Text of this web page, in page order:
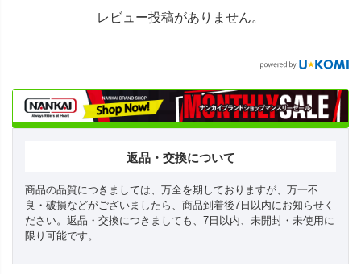
レビュー投稿がありません。
返品・交換について
商品の品質につきましては、万全を期しておりますが、万一不
良・破損などがございましたら、商品到着後7日以内にお知らせく
ださい。返品・交換につきましても、7日以内、未開封・未使用に
限り可能です。